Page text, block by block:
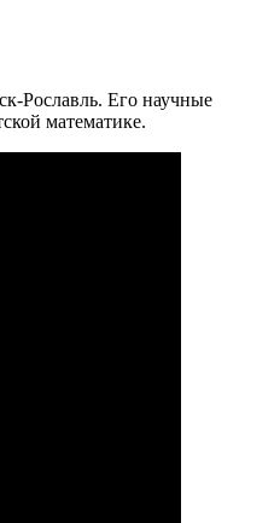
Рославль. Его научные
математике.